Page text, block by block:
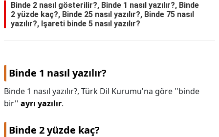
Binde 2 nasıl gösterilir?, Binde 1 nasıl yazılır?, Binde
2 yüzde kaç?, Binde 25 nasıl yazılır?, Binde 75 nasıl
yazılır?, Işareti binde 5 nasıl yazılır?
Binde 1 nasıl yazılır?
Binde 1 nasıl yazılır?, Türk Dil Kurumu'na göre ''binde
bir'' ayrı yazılır.
Binde 2 yüzde kaç?